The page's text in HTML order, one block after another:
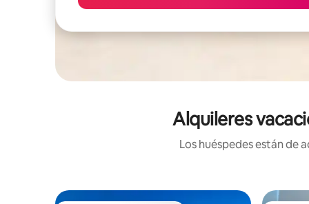
Alquileres
Los huéspedes están de